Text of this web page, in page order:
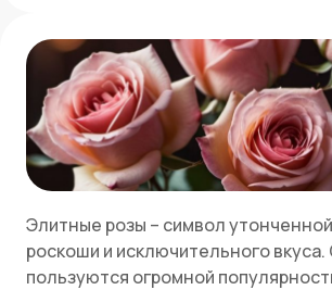
Элитные розы – символ
роскоши и исключительного вкуса.
пользуются огромной